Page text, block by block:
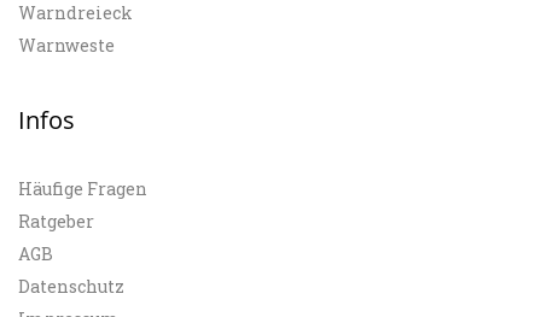
Warndreieck
Warnweste
Infos
Häufige Fragen
Ratgeber
AGB
Datenschutz